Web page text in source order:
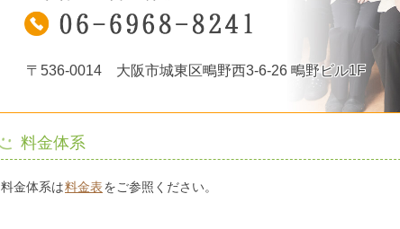
〒536-0014 大阪市城東区鴫野西3-6-26 鴫野ビル1F
料金体系
料金体系は料金表をご参照ください。